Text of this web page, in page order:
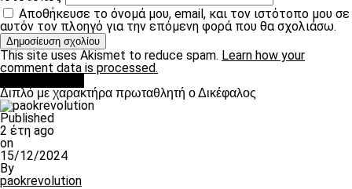
Αποθήκευσε το όνομά μου, email, και τον ιστότοπο μου σε
αυτόν τον πλοηγό για την επόμενη φορά που θα σχολιάσω.
This site uses Akismet to reduce spam. Learn how your
comment data is processed.
Διπλό με χαρακτήρα πρωταθλητή ο Δικέφαλος
Published
2 έτη ago
on
15/12/2024
By
paokrevolution